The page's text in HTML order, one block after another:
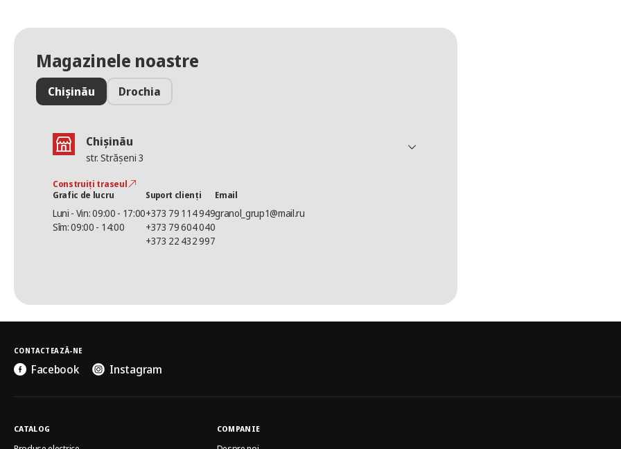
Magazinele noastre
Chișinău Drochia
Chișinău
str. Strășeni 3
Construiți traseul
Grafic de lucru
Luni - Vin: 09:00 - 17:00
Sîm: 09:00 - 14:00
Suport clienți
+373 79 114 949
+373 79 604 040
+373 22 432 997
Email
granol_grup1@mail.ru
CONTACTEAZĂ-NE
Facebook Instagram
CATALOG COMPANIE